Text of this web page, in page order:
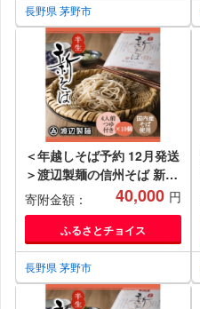
長野県 茅野市
＜年越しそば予約 12月発送
＞渡辺製麺の信州そば 新そ
ば4人前つゆ付き×10個 常温
【1655139】
寄附金額： 40,000 円
ふるさとチョイス
長野県 茅野市